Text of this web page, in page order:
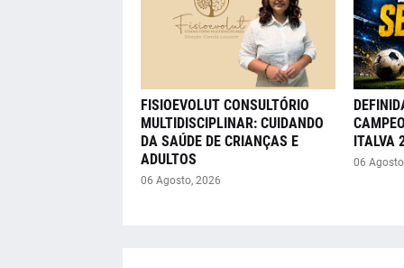
FISIOEVOLUT CONSULTÓRIO
MULTIDISCIPLINAR: CUIDANDO
DA SAÚDE DE CRIANÇAS E
ADULTOS
06 Agosto, 2026
ITALVA
06